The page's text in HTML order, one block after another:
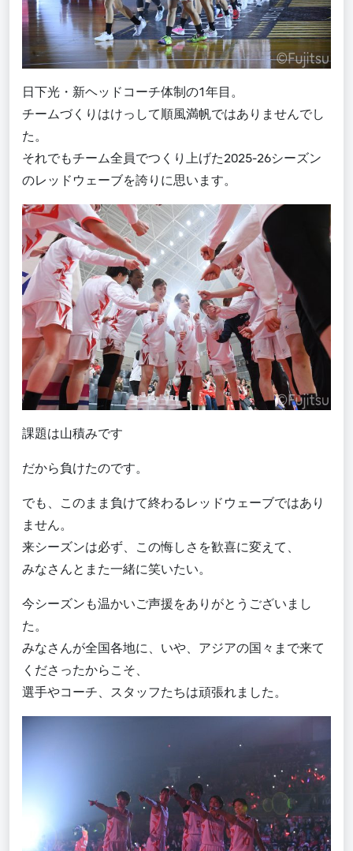
日下光・新ヘッドコーチ体制の1年目。
チームづくりはけっして順風満帆ではありませんでし
た。
それでもチーム全員でつくり上げた2025-26シーズン
のレッドウェーブを誇りに思います。
課題は山積みです
だから負けたのです。
でも、このまま負けて終わるレッドウェーブではあり
ません。
来シーズンは必ず、この悔しさを歓喜に変えて、
みなさんとまた一緒に笑いたい。
今シーズンも温かいご声援をありがとうございまし
た。
みなさんが全国各地に、いや、アジアの国々まで来て
くださったからこそ、
選手やコーチ、スタッフたちは頑張れました。